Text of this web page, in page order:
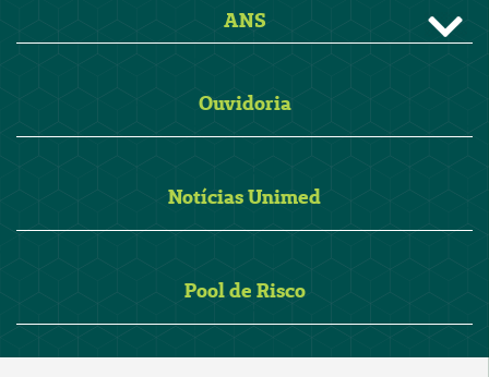
ANS
Ouvidoria
Notícias Unimed
Pool de Risco